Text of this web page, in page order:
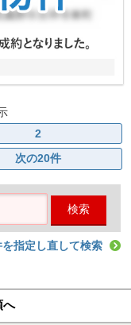
2
次の20件
検索
を指定し直して検索
へ